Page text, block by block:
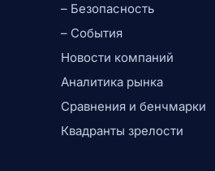
– Безопасность
– События
Новости компаний
Аналитика рынка
Сравнения и бенчмарки
Квадранты зрелости